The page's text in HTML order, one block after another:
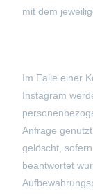
mit dem
Im Falle einer
Instagram
Anfrage
gelöscht,
beantwortet